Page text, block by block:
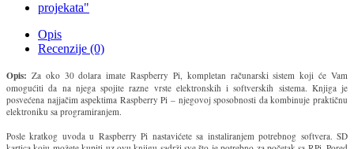
Opis
Recenzije (0)
Opis: Za oko 30 dolara imate Raspberry Pi, kompletan računarski sistem koji će Vam
omogućiti da na njega spojite razne vrste elektronskih i softverskih sistema. Knjiga je
posvećena najjačim aspektima Raspberry Pi – njegovoj sposobnosti da kombinuje praktičnu
elektroniku sa programiranjem.
Posle kratkog uvoda u Raspberry Pi nastavićete sa instaliranjem potrebnog softvera. SD